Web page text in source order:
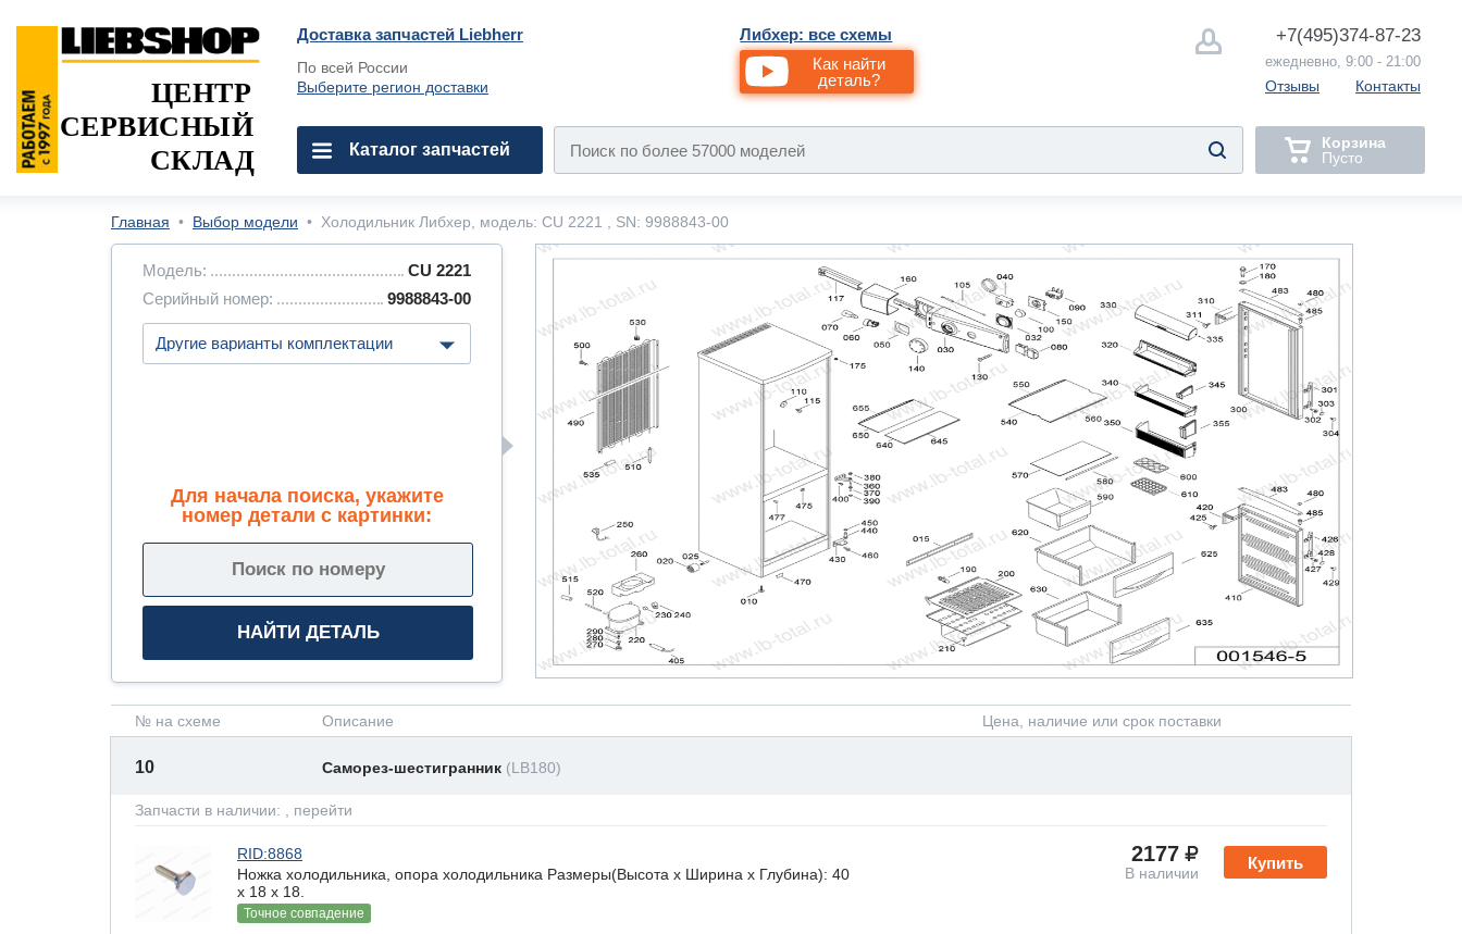
Доставка запчастей Liebherr
По всей России
Выберите регион доставки
Либхер: все схемы
Как найти
деталь?
+7(495)374-87-23
ежедневно, 9:00 - 21:00
Отзывы Контакты
ЦЕНТР
СЕРВИСНЫЙ
СКЛАД
Каталог запчастей
Корзина
Пусто
Главная • Выбор модели • Холодильник Либхер, модель: CU 2221 , SN: 9988843-00
Модель:
CU 2221
Серийный номер:
9988843-00
Для начала поиска, укажите
номер детали с картинки:
№ на схеме Описание Цена, наличие или срок поставки
10 Саморез-шестигранник (LB180)
Запчасти в наличии: , перейти
Купить
RID:8868
Ножка холодильника, опора холодильника Размеры(Высота х Ширина х Глубина): 40
x 18 х 18.
Точное совпадение
2177
В наличии